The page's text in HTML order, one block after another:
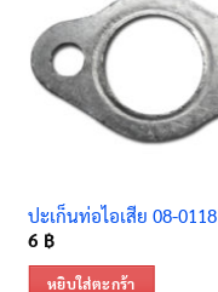
ปะเก็นท่อไอเสีย 08-0118
6 ฿
หยิบใส่ตะกร้า